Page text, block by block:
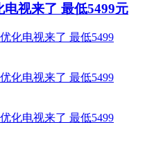
视来了 最低5499元